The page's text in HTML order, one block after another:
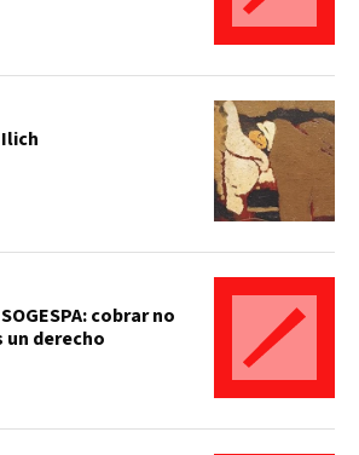
cobrar no
un derecho